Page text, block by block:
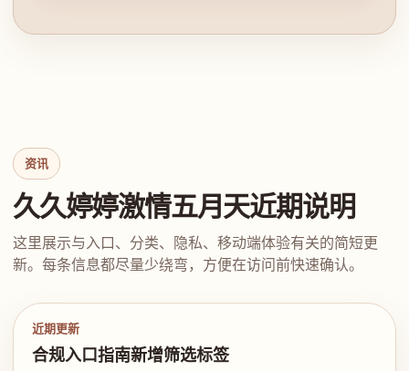
资讯
久久婷婷激情五月天近期说明
这里展示与入口、分类、隐私、移动端体验有关的简短更
新。每条信息都尽量少绕弯，方便在访问前快速确认。
近期更新
合规入口指南新增筛选标签